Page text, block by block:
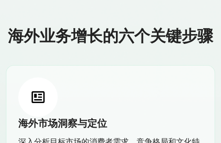
海外业务增长的六个关键步骤
海外市场洞察与定位